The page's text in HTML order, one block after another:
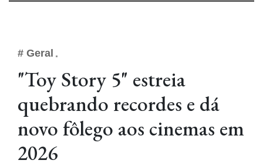
# Geral
"Toy Story 5" estreia
quebrando recordes e dá
novo fôlego aos cinemas em
2026